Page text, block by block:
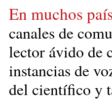
En muchos
canales de
lector ávido de
instancias de
del